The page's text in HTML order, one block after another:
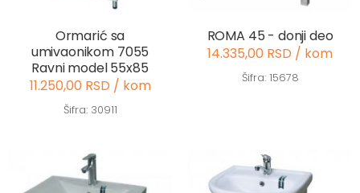
Ormarić sa
umivaonikom 7055
Ravni model 55x85
11.250,00 RSD / kom
Šifra: 30911
ROMA 45 - donji deo
14.335,00 RSD / kom
Šifra: 15678